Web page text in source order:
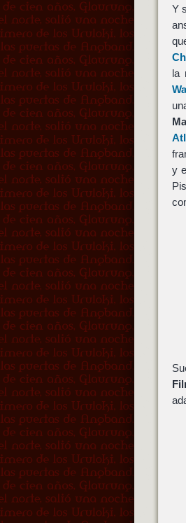
Y
la
y